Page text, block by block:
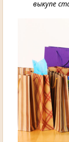
выкупе